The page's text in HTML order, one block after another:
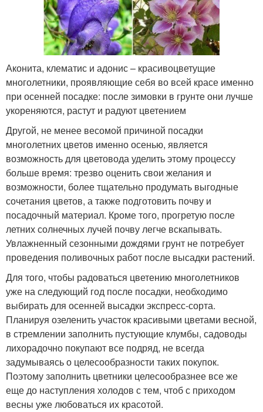
Аконита, клематис и адонис – красивоцветущие
многолетники, проявляющие себя во всей красе именно
при осенней посадке: после зимовки в грунте они лучше
укореняются, растут и радуют цветением
Другой, не менее весомой причиной посадки
многолетних цветов именно осенью, является
возможность для цветовода уделить этому процессу
больше время: трезво оценить свои желания и
возможности, более тщательно продумать выгодные
сочетания цветов, а также подготовить почву и
посадочный материал. Кроме того, прогретую после
летних солнечных лучей почву легче вскапывать.
Увлажненный сезонными дождями грунт не потребует
проведения поливочных работ после высадки растений.
Для того, чтобы радоваться цветению многолетников
уже на следующий год после посадки, необходимо
выбирать для осенней высадки экспресс-сорта.
Планируя озеленить участок красивыми цветами весной,
в стремлении заполнить пустующие клумбы, садоводы
лихорадочно покупают все подряд, не всегда
задумываясь о целесообразности таких покупок.
Поэтому заполнить цветники целесообразнее все же
еще до наступления холодов с тем, чтоб с приходом
весны уже любоваться их красотой.